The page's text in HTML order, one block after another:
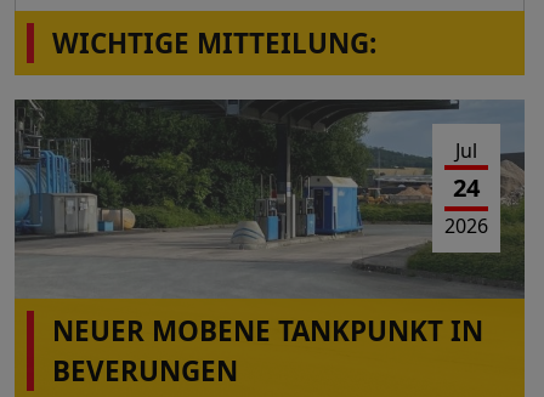
WICHTIGE MITTEILUNG:
Die Station Montabaur-Horressen,
Westerwaldstr.2a ist wieder in Betrieb!
Jul
24
2026
NEUER MOBENE TANKPUNKT IN
BEVERUNGEN